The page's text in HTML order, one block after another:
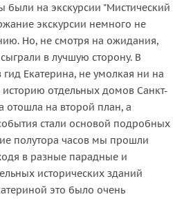
были на экскурсии "Мистический
экскурсии немного не
Но, не смотря на ожидания,
в лучшую сторону. В
гид Екатерина, не умолкая ни на
историю отдельных домов Санкт-
отошла на второй план, а
стали основой подробных
полутора часов мы прошли
в разные парадные и
исторических зданий
это было очень